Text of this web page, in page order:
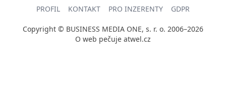
PROFIL KONTAKT PRO INZERENTY GDPR
Copyright © BUSINESS MEDIA ONE, s. r. o. 2006–2026